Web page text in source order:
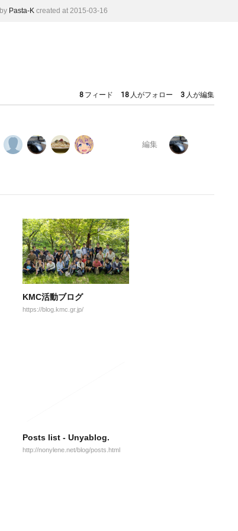
by Pasta-K created at 2015-03-16
8 フィード 18 人がフォロー 3 人が編集
編集
KMC活動ブログ
https://blog.kmc.gr.jp/
Posts list - Unyablog.
http://nonylene.net/blog/posts.html